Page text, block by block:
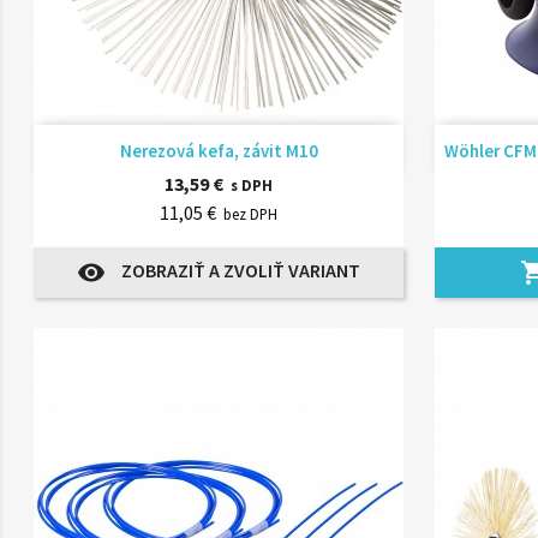
Nerezová kefa, závit M10
13,59 € s DPH
11,05 € bez DPH
visibility ZOBRAZIŤ A ZVOLIŤ VARIANT
Rýchly náhľad Wöhler